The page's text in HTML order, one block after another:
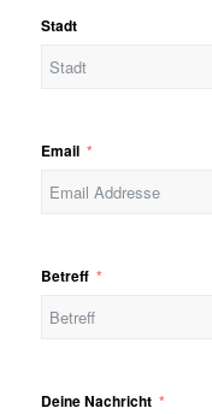
Stadt
Email
Betreff
Deine Nachricht